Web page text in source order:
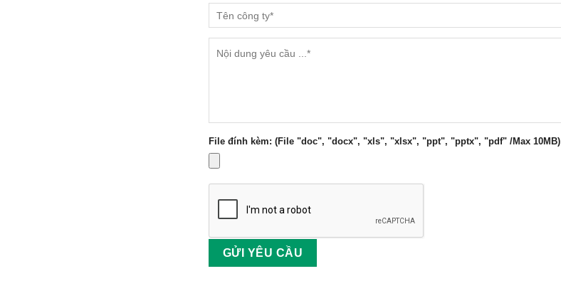
File đính kèm: (File "doc", "docx", "xls", "xlsx", "ppt", "pptx", "pdf" /Max 10MB)